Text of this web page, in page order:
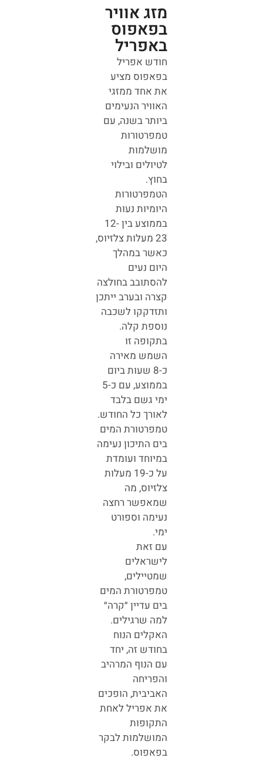
מזג אוויר
בפאפוס
באפריל
חודש אפריל
בפאפוס מציע
את אחד ממזגי
האוויר הנעימים
ביותר בשנה, עם
טמפרטורות
מושלמות
לטיולים ובילוי
בחוץ.
הטמפרטורות
היומיות נעות
בממוצע בין 12-
23 מעלות צלזיוס,
כאשר במהלך
היום נעים
להסתובב בחולצה
קצרה ובערב ייתכן
ותזדקקו לשכבה
נוספת קלה.
בתקופה זו
השמש מאירה
כ-8 שעות ביום
בממוצע, עם כ-5
ימי גשם בלבד
לאורך כל החודש.
טמפרטורת המים
בים התיכון נעימה
במיוחד ועומדת
על כ-19 מעלות
צלזיוס, מה
שמאפשר רחצה
נעימה וספורט
ימי.
עם זאת
לישראלים
שמטיילים,
טמפרטורת המים
בים עדיין ״קרה״
למה שרגילים.
האקלים הנוח
בחודש זה, יחד
עם הנוף המרהיב
והפריחה
האביבית, הופכים
את אפריל לאחת
התקופות
המושלמות לבקר
בפאפוס.